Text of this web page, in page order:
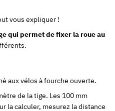
vous expliquer !
qui permet de fixer la roue au
aux vélos à fourche ouverte.
de la tige. Les 100 mm
la calculer, mesurez la distance